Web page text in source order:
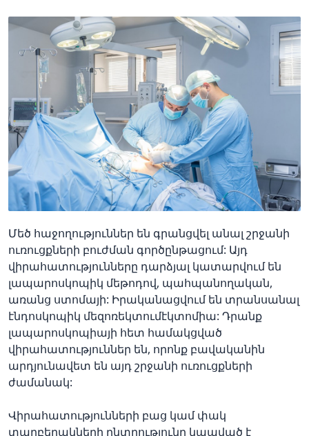
Մեծ հաջողություններ են գրանցվել անալ շրջանի
ուռուցքների բուժման գործընթացում: Այդ
վիրահատությունները դարձյալ կատարվում են
լապարոսկոպիկ մեթոդով, պահպանողական,
առանց ստոմայի: Իրականացվում են տրանսանալ
էնդոսկոպիկ մեզոռեկտումէկտոմիա: Դրանք
լապարոսկոպիայի հետ համակցված
վիրահատություններ են, որոնք բավականին
արդյունավետ են այդ շրջանի ուռուցքների
ժամանակ:
Վիրահատությունների բաց կամ փակ
տարբերակների ընտրությունը կապված է